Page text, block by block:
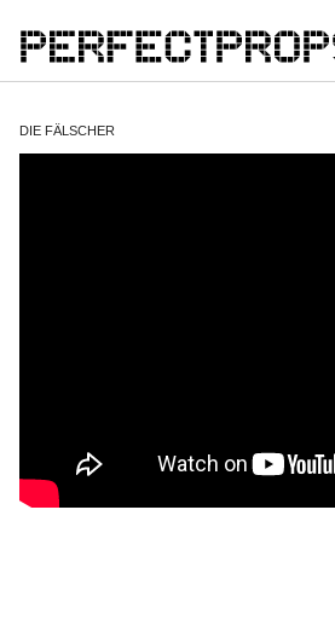
CONTACT
DIE FÄLSCHER
DIRECTOR: STEFAN RUZOWITZKY